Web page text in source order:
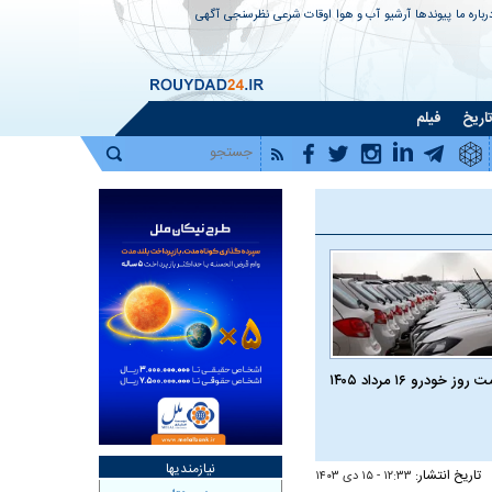
ما پیوندها آرشیو آب و هوا اوقات شرعی نظرسنجی آگهی
تاریخ فیلم
خودرو ۱۶ مرداد ۱۴۰۵
تاریخ انتشار: ۱۲:۳۳ - ۱۵ دی ۱۴۰۳ نیازمندیها